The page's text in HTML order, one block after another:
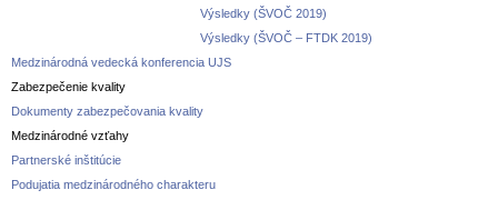
Výsledky (ŠVOČ 2019)
Výsledky (ŠVOČ – FTDK 2019)
Medzinárodná vedecká konferencia UJS
Zabezpečenie kvality
Dokumenty zabezpečovania kvality
Medzinárodné vzťahy
Partnerské inštitúcie
Podujatia medzinárodného charakteru